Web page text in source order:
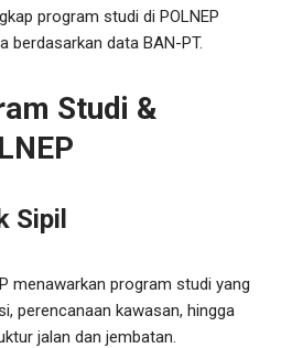
program studi di POLNEP
berdasarkan data BAN-PT.
Studi &
Sipil
menawarkan program studi yang
perencanaan kawasan, hingga
jalan dan jembatan.